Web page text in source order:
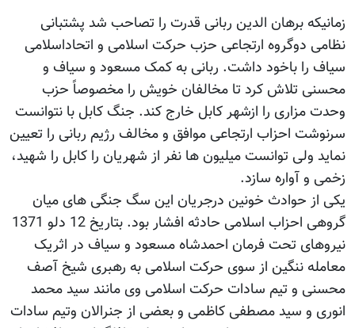
زمانیکه برهان الدین ربانی قدرت را تصاحب شد پشتبانی
نظامی دوگروه ارتجاعی حزب حرکت اسلامی و اتحاداسلامی
سیاف را باخود داشت. ربانی به کمک مسعود و سیاف و
محسنی تلاش کرد تا مخالفان خویش را مخصوصاً حزب
وحدت مزاری را ازشهر کابل خارج کند. جنگ کابل با نتوانست
سرنوشت احزاب ارتجاعی موافق و مخالف رژیم ربانی را تعیین
نماید ولی توانست میلیون ها نفر از شهریان را کابل را شهید،
زخمی و آواره سازد.
یکی از حوادث خونین درجریان این سگ جنگی های میان
گروهی احزاب اسلامی حادثه افشار بود. بتاریخ 12 دلو 1371
نیروهای تحت فرمان احمدشاه مسعود و سیاف در اثریک
معامله ننگین از سوی حرکت اسلامی به رهبری شیخ آصف
محسنی و تیم سادات حرکت اسلامی وی مانند سید محمد
انوری و سید مصطفی کاظمی و بعضی از جنرالان وتیم سادات